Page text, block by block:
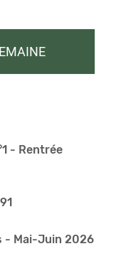
- Rentrée
- Mai-Juin 2026